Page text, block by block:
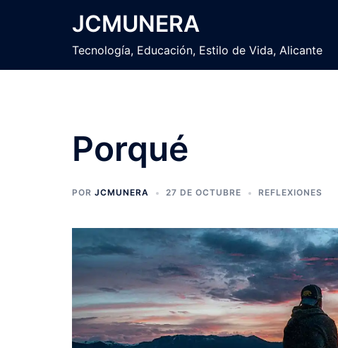
JCMUNERA
Tecnología, Educación, Estilo de Vida, Alicante
Porqué
POR JCMUNERA 27 DE OCTUBRE REFLEXIONES